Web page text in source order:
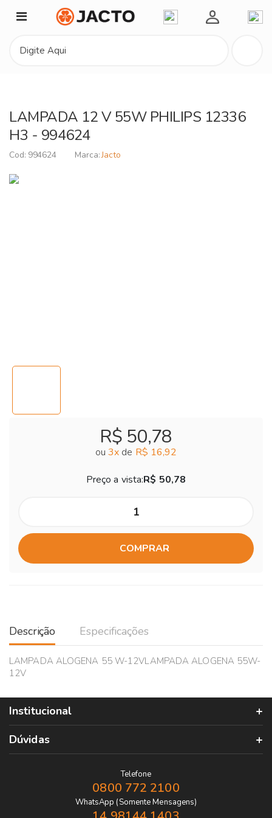
Minha Conta
LAMPADA 12 V 55W PHILIPS 12336
H3 - 994624
994624 Jacto
R$ 50,78
ou 3x de R$ 16,92
Preço a vista:R$ 50,78
COMPRAR
Descrição Especificações
LAMPADA ALOGENA 55 W-12VLAMPADA ALOGENA 55W-
12V
Institucional
Dúvidas
Telefone
0800 772 2100
WhatsApp (Somente Mensagens)